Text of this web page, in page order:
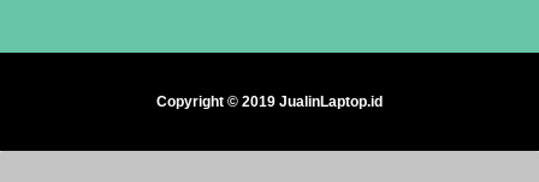
Copyright © 2019 JualinLaptop.id